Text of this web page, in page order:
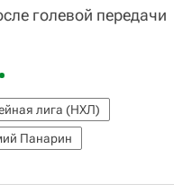
голевой передачи
лига (НХЛ)
Панарин